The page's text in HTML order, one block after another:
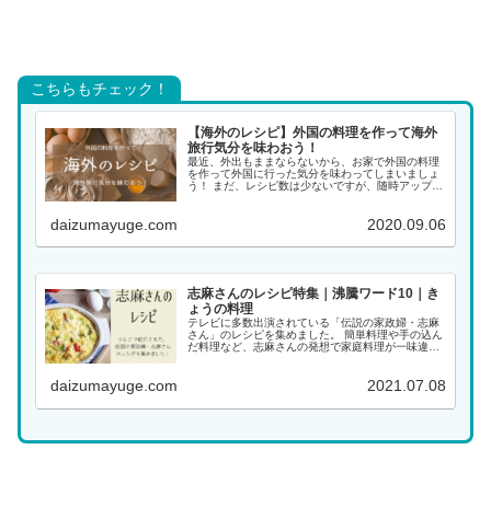
こちらもチェック！
【海外のレシピ】外国の料理を作って海外
旅行気分を味わおう！
最近、外出もままならないから、お家で外国の料理
を作って外国に行った気分を味わってしまいましょ
う！ まだ、レシピ数は少ないですが、随時アップし
daizumayuge.com 2020.09.06
志麻さんのレシピ特集｜沸騰ワード10｜き
ょうの料理
テレビに多数出演されている「伝説の家政婦・志麻
さん」のレシピを集めました。 簡単料理や手の込ん
だ料理など、志麻さんの発想で家庭料理が一味違っ
daizumayuge.com 2021.07.08